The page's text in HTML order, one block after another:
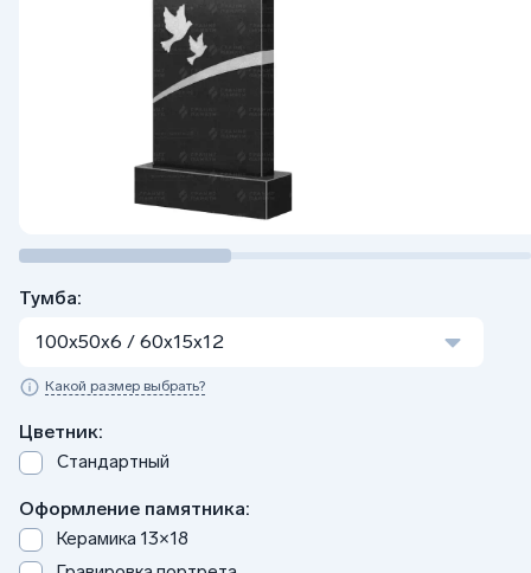
Тумба:
100x50x6 / 60x15x12
Какой размер выбрать?
Цветник:
Стандартный
Оформление памятника:
Керамика 13×18